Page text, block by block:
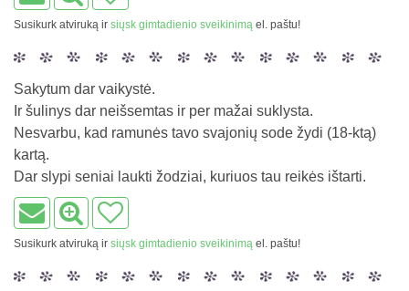
Susikurk atviruką ir siųsk gimtadienio sveikinimą el. paštu!
Sakytum dar vaikystė.
Ir šulinys dar neišsemtas ir per mažai suklysta.
Nesvarbu, kad ramunės tavo svajonių sode žydi (18-ktą)
kartą.
Dar slypi seniai laukti žodziai, kuriuos tau reikės ištarti.
Susikurk atviruką ir siųsk gimtadienio sveikinimą el. paštu!